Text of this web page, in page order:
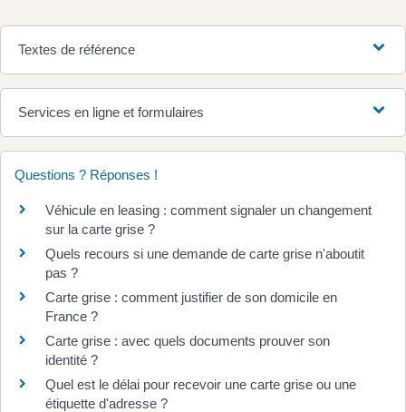
Textes de référence
Services en ligne et formulaires
Questions ? Réponses !
Véhicule en leasing : comment signaler un changement
sur la carte grise ?
Quels recours si une demande de carte grise n'aboutit
pas ?
Carte grise : comment justifier de son domicile en
France ?
Carte grise : avec quels documents prouver son
identité ?
Quel est le délai pour recevoir une carte grise ou une
étiquette d'adresse ?